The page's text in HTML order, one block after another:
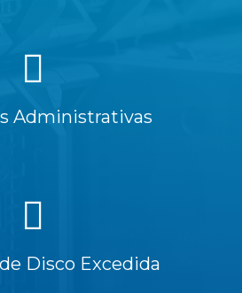
Administrativas
Disco Excedida